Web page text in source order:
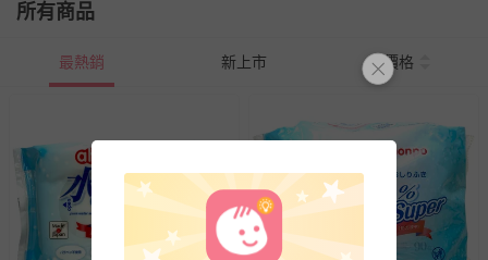
所有商品
最熱銷 新上市 價格